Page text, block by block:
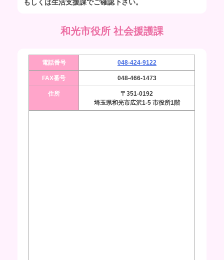
もしくは生活支援課でご確認下さい。
和光市役所 社会援護課
電話番号 048-424-9122
FAX番号 048-466-1473
住所
〒351-0192
埼玉県和光市広沢1-5 市役所1階